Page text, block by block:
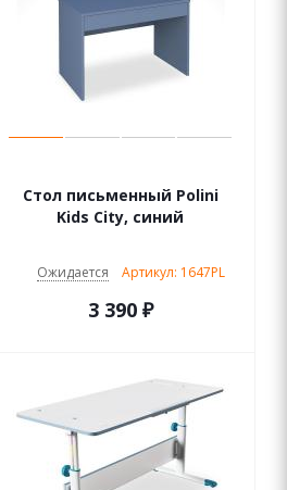
Стол письменный Polini
Kids City, синий
Ожидается Артикул: 1647PL
3 390₽